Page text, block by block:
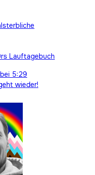
Lauftagebuch
5:29
wieder!